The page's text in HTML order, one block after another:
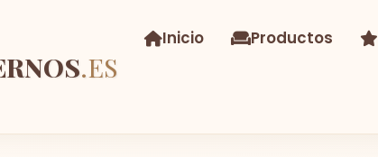
.ES
Inicio Productos